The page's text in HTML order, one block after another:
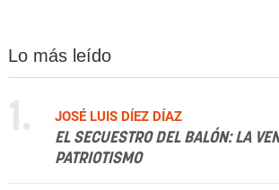
Lo más leído
1.
JOSÉ LUIS DÍEZ DÍAZ
EL SECUESTRO DEL BALÓN: LA
PATRIOTISMO